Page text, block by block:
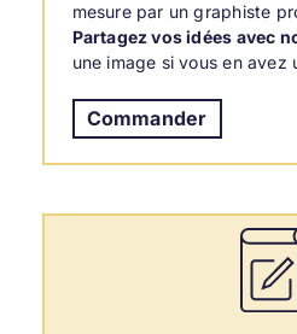
mesure par un graphiste
Partagez vos idées avec
une image si vous en avez
Commander